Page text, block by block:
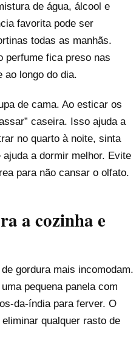
de água, álcool e
favorita pode ser
todas as manhãs.
perfume fica preso nas
ao longo do dia.
de cama. Ao esticar os
caseira. Isso ajuda a
no quarto à noite, sinta
a dormir melhor. Evite
para não cansar o olfato.
a cozinha e
gordura mais incomodam.
pequena panela com
da-índia para ferver. O
qualquer rasto de